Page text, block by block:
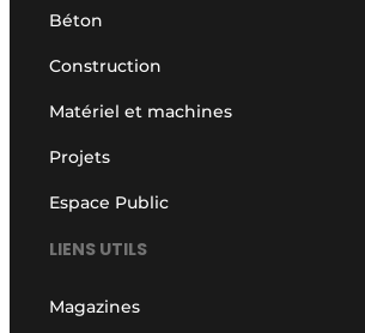
Béton
Construction
Matériel et machines
Projets
Espace Public
LIENS UTILS
Magazines